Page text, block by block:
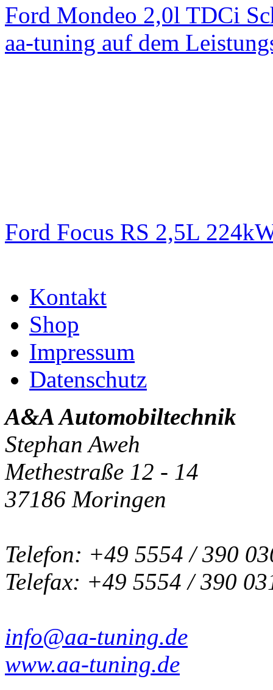
Ford Mondeo 2,0l TDCi
aa-tuning auf dem
Ford Focus RS 2,5L
Kontakt
Shop
Impressum
Datenschutz
A&A Automobiltechnik
Stephan Aweh
Methestraße 12 - 14
37186 Moringen
Telefon: +49 5554 / 390
Telefax: +49 5554 / 390
info@aa-tuning.de
www.aa-tuning.de